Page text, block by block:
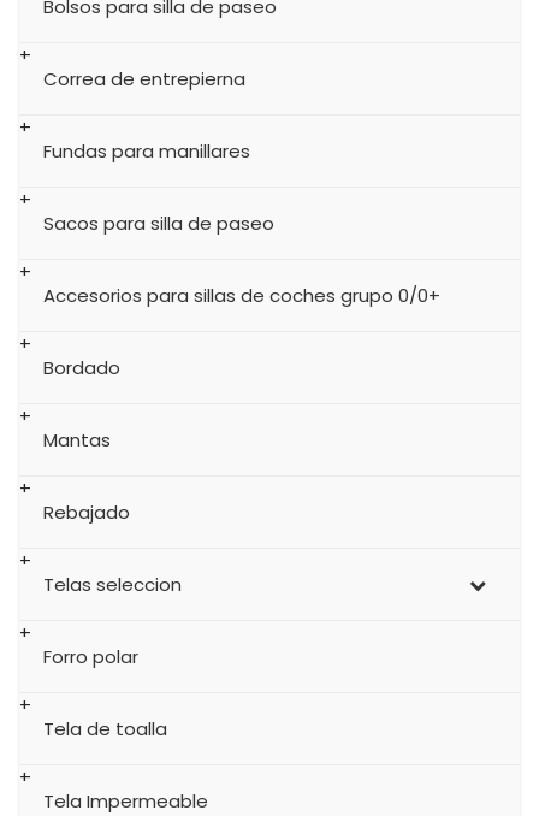
Bolsos para silla de paseo
Correa de entrepierna
Fundas para manillares
Sacos para silla de paseo
Accesorios para sillas de coches grupo 0/0+
Bordado
Mantas
Rebajado
Telas seleccion
Forro polar
Tela de toalla
Tela Impermeable